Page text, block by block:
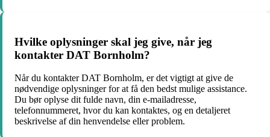
Hvilke oplysninger skal jeg give, når jeg
kontakter DAT Bornholm?
Når du kontakter DAT Bornholm, er det vigtigt at give de
nødvendige oplysninger for at få den bedst mulige assistance.
Du bør oplyse dit fulde navn, din e-mailadresse,
telefonnummeret, hvor du kan kontaktes, og en detaljeret
beskrivelse af din henvendelse eller problem.